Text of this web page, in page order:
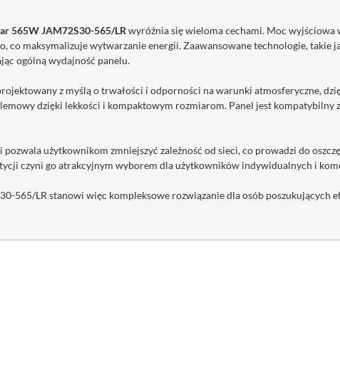
565W JAM72S30-565/LR wyróżnia się wieloma cechami. Moc wyjściowa
co maksymalizuje wytwarzanie energii. Zaawansowane technologie, takie
ogólną wydajność panelu.
z myślą o trwałości i odporności na warunki atmosferyczne,
dzięki lekkości i kompaktowym rozmiarom. Panel jest kompatybilny
użytkownikom zmniejszyć zależność od sieci, co prowadzi do
czyni go atrakcyjnym wyborem dla użytkowników indywidualnych i
565/LR stanowi więc kompleksowe rozwiązanie dla osób poszukujących